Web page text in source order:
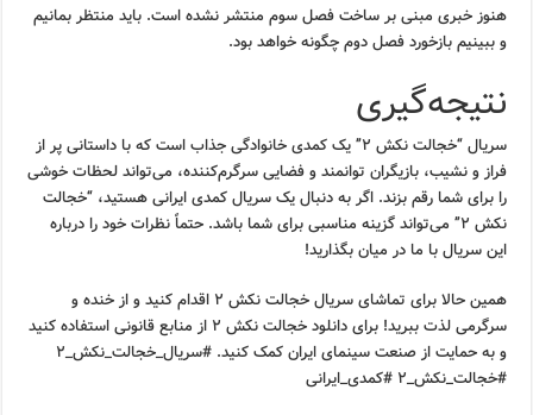
هنوز خبری مبنی بر ساخت فصل سوم منتشر نشده است. باید منتظر بمانیم
و ببینیم بازخورد فصل دوم چگونه خواهد بود.
نتیجه‌گیری
سریال “خجالت نکش ۲” یک کمدی خانوادگی جذاب است که با داستانی پر از
فراز و نشیب، بازیگران توانمند و فضایی سرگرم‌کننده، می‌تواند لحظات خوشی
را برای شما رقم بزند. اگر به دنبال یک سریال کمدی ایرانی هستید، “خجالت
نکش ۲” می‌تواند گزینه مناسبی برای شما باشد. حتماً نظرات خود را درباره
این سریال با ما در میان بگذارید!
همین حالا برای تماشای سریال خجالت نکش ۲ اقدام کنید و از خنده و
سرگرمی لذت ببرید! برای دانلود خجالت نکش ۲ از منابع قانونی استفاده کنید
و به حمایت از صنعت سینمای ایران کمک کنید. #سریال_خجالت_نکش_۲
#خجالت_نکش_۲ #کمدی_ایرانی